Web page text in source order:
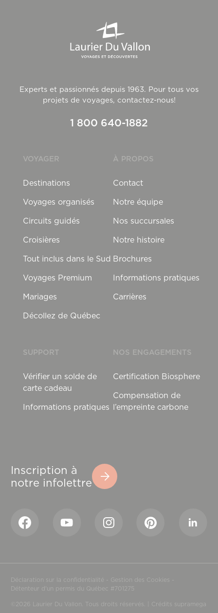
Experts et passionnés depuis 1963. Pour tous vos
projets de voyages, contactez-nous!
1 800 640-1882
VOYAGER
Destinations
Voyages organisés
Circuits guidés
Croisières
Tout inclus dans le Sud
Voyages Premium
Mariages
Décollez de Québec
À PROPOS
Contact
Notre équipe
Nos succursales
Notre histoire
Brochures
Informations pratiques
Carrières
SUPPORT
Vérifier un solde de
carte cadeau
Informations pratiques
NOS ENGAGEMENTS
Certification Biosphere
Compensation de
l’empreinte carbone
Inscription à
notre infolettre
Déclaration sur la confidentialité - Gestion des Cookies -
Détenteur d'un permis du Québec #701275
©2026 Laurier Du Vallon. Tous droits réservés. | Crédits supramega